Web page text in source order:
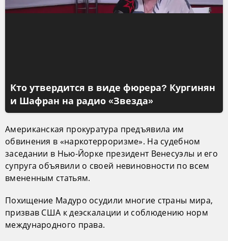
Кто утвердится в виде фюрера? Кургинян
и Шафран на радио «Звезда»
Американская прокуратура предъявила им
обвинения в «наркотерроризме». На судебном
заседании в Нью-Йорке президент Венесуэлы и его
супруга объявили о своей невиновности по всем
вмененным статьям.
Похищение Мадуро осудили многие страны мира,
призвав США к деэскалации и соблюдению норм
международного права.